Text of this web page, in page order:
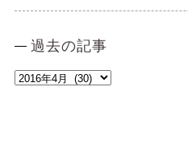
過去の記事
過